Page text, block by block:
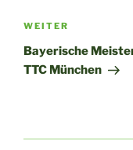
Nächster
Beitrag
WEITER
Bayerische
TTC München